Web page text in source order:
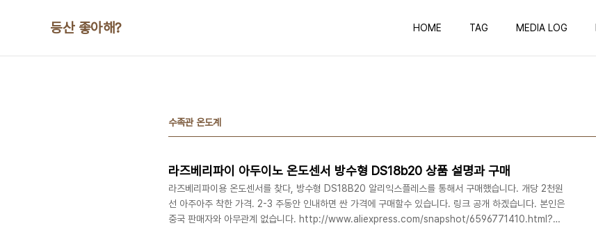
등산 좋아해? HOME TAG MEDIA LOG
수족관 온도계
라즈베리파이 아두이노 온도센서 방수형 DS18b20 상품 설명과 구매
라즈베리파이용 온도센서를 찾다, 방수형 DS18B20 알리익스플레스를 통해서 구매했습니다. 개당 2천원
선 아주아주 착한 가격. 2-3 주동안 인내하면 싼 가격에 구매할수 있습니다. 링크 공개 하겠습니다. 본인은
중국 판매자와 아무관계 없습니다. http://www.aliexpress.com/snapshot/6596771410.html?